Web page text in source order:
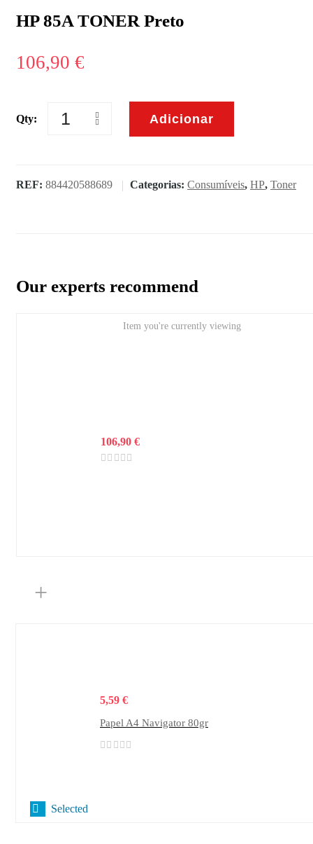
HP 85A TONER Preto
106,90 €
Qty:
Quantidade
TONER
Adicionar
REF: 884420588689 Categorias: Consumíveis, HP, Toner
Our experts recommend
Item you're currently viewing
106,90 €
+
5,59 €
Papel A4 Navigator 80gr
Selected